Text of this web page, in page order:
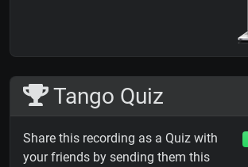
Tango Quiz
Share this recording as a Quiz with
your friends by sending them this